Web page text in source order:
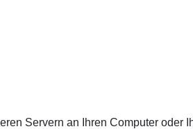
Servern an Ihren Computer